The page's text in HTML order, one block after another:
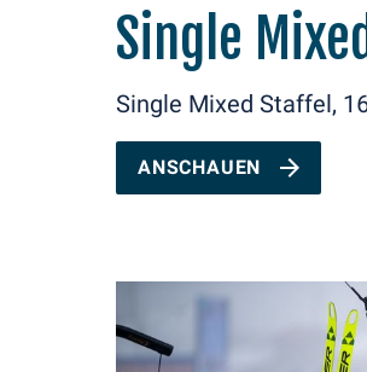
Single
Single Mixed Staffel,
ANSCHAUEN